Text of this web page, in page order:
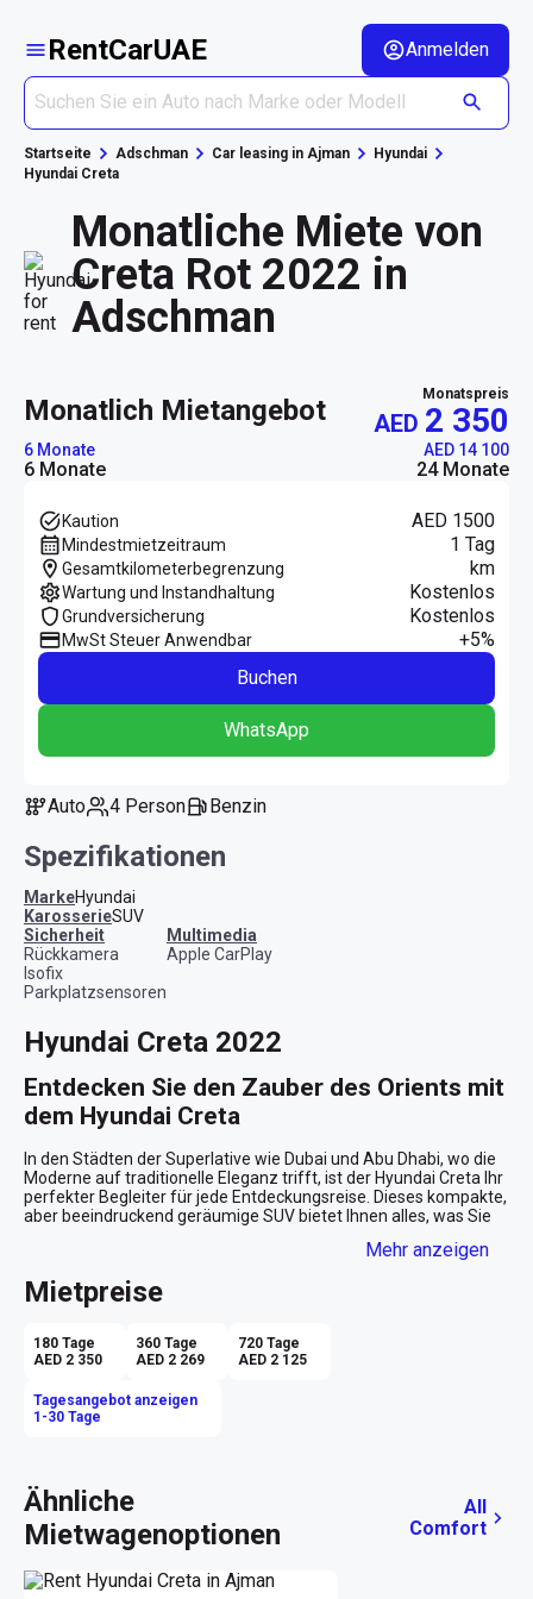
RentCarUAE Anmelden
Startseite Adschman Car leasing in Ajman
Hyundai
Hyundai Creta
Monatliche Miete von
Creta Rot 2022 in
Adschman
monatlich Mietangebot Monatspreis
AED 2 350
6 Monate AED 14 100
6 Monate 24 Monate
Kaution AED 1500
Mindestmietzeitraum 1 Tag
Gesamtkilometerbegrenzung km
Wartung und Instandhaltung Kostenlos
Grundversicherung Kostenlos
MwSt Steuer Anwendbar
+5%
Buchen
WhatsApp
Auto 4 Person Benzin
Spezifikationen
MarkeHyundai
KarosserieSUV
Sicherheit
Rückkamera
Isofix
Parkplatzsensoren
Multimedia
Apple CarPlay
Hyundai Creta 2022
Entdecken Sie den Zauber des Orients mit
dem Hyundai Creta
In den Städten der Superlative wie Dubai und Abu Dhabi, wo die
Moderne auf traditionelle Eleganz trifft, ist der Hyundai Creta Ihr
perfekter Begleiter für jede Entdeckungsreise. Dieses kompakte,
aber beeindruckend geräumige SUV bietet Ihnen alles, was Sie
Natur der Vereinigten Arabischen Emirate zu genießen – und
Tag.
Eleganz trifft auf Funktionalität
sowohl in der urbanen Umgebung als auch in den spektakulären
Wüstenlandschaften der VAE auffällt. Die elegante beige
mühelose Fahrten durch die quirlige Metropole oder entlang der
endlosen Highways, auf denen Sie die Freiheit spüren, die nur ein
SUV bieten kann.
Raum für Abenteuer und Komfort
Mehr anzeigen
Mietpreise
180 Tage
AED 2 350
360 Tage
AED 2 269
720 Tage
AED 2 125
Tagesangebot anzeigen
1-30 Tage
Ähnliche
Mietwagenoptionen
All
Comfort